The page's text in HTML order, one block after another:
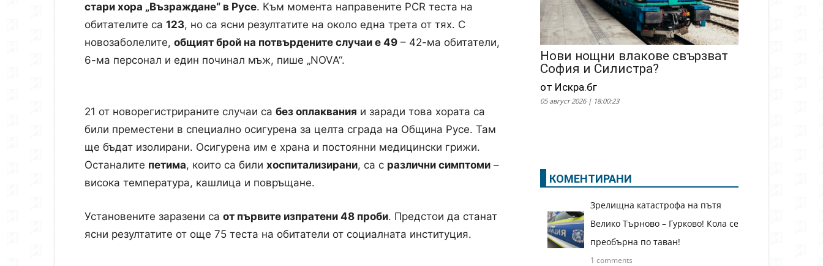
стари хора „Възраждане“ в Русе. Към момента направените PCR теста на
обитателите са 123, но са ясни резултатите на около една трета от тях. С
новозаболелите, общият брой на потвърдените случаи е 49 – 42-ма обитатели,
6-ма персонал и един починал мъж, пише „NOVA“.
21 от новорегистрираните случаи са без оплаквания и заради това хората са
били преместени в специално осигурена за целта сграда на Община Русе. Там
ще бъдат изолирани. Осигурена им е храна и постоянни медицински грижи.
Останалите петима, които са били хоспитализирани, са с различни симптоми –
висока температура, кашлица и повръщане.
Установените заразени са от първите изпратени 48 проби. Предстои да станат
ясни резултатите от още 75 теста на обитатели от социалната институция.
Нови нощни влакове свързват
София и Силистра?
от Искра.бг
05 август 2026 | 18:00:23
КОМЕНТИРАНИ
Зрелищна катастрофа на пътя
Велико Търново – Гурково! Кола се
преобърна по таван!
1 comments